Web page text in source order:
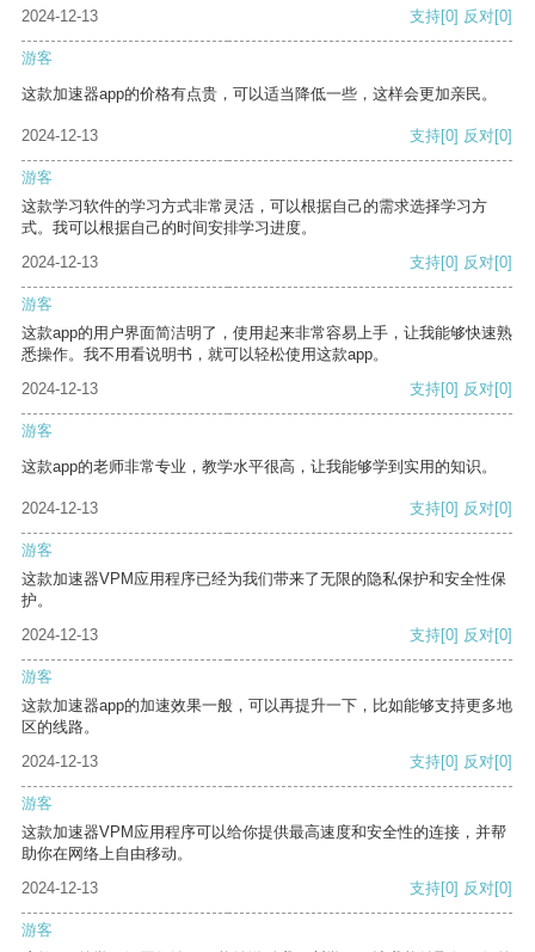
2024-12-13
支持[0] 反对[0]
游客
这款加速器app的价格有点贵，可以适当降低一些，这样会更加亲民。
2024-12-13 支持[0] 反对[0]
游客
这款学习软件的学习方式非常灵活，可以根据自己的需求选择学习方
式。我可以根据自己的时间安排学习进度。
2024-12-13
支持[0] 反对[0]
游客
这款app的用户界面简洁明了，使用起来非常容易上手，让我能够快速熟
悉操作。我不用看说明书，就可以轻松使用这款app。
2024-12-13
支持[0] 反对[0]
游客
这款app的老师非常专业，教学水平很高，让我能够学到实用的知识。
2024-12-13 支持[0] 反对[0]
游客
这款加速器VPM应用程序已经为我们带来了无限的隐私保护和安全性保
护。
2024-12-13
支持[0] 反对[0]
游客
这款加速器app的加速效果一般，可以再提升一下，比如能够支持更多地
区的线路。
2024-12-13
支持[0] 反对[0]
游客
这款加速器VPM应用程序可以给你提供最高速度和安全性的连接，并帮
助你在网络上自由移动。
2024-12-13
支持[0] 反对[0]
游客